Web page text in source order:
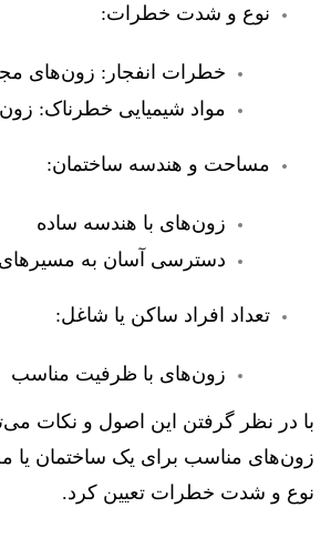
نوع و شدت خطرات:
خطرات انفجار: زون‌های
مواد شیمیایی خطرناک:
مساحت و هندسه ساختمان:
زون‌های با هندسه ساده
دسترسی آسان به
تعداد افراد ساکن یا شاغل:
زون‌های با ظرفیت مناسب
با در نظر گرفتن این اصول و نکات
زون‌های مناسب برای یک ساختمان یا
نوع و شدت خطرات تعیین کرد.